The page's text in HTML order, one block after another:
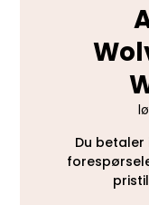
Du betaler